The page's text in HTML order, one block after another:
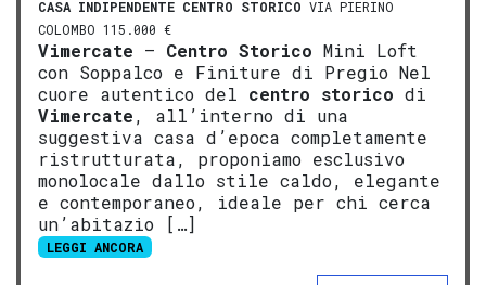
CASA INDIPENDENTE CENTRO STORICO VIA PIERINO
COLOMBO 115.000 €
Vimercate – Centro Storico Mini Loft
con Soppalco e Finiture di Pregio Nel
cuore autentico del centro storico di
Vimercate, all’interno di una
suggestiva casa d’epoca completamente
ristrutturata, proponiamo esclusivo
monolocale dallo stile caldo, elegante
e contemporaneo, ideale per chi cerca
un’abitazio […]
LEGGI ANCORA